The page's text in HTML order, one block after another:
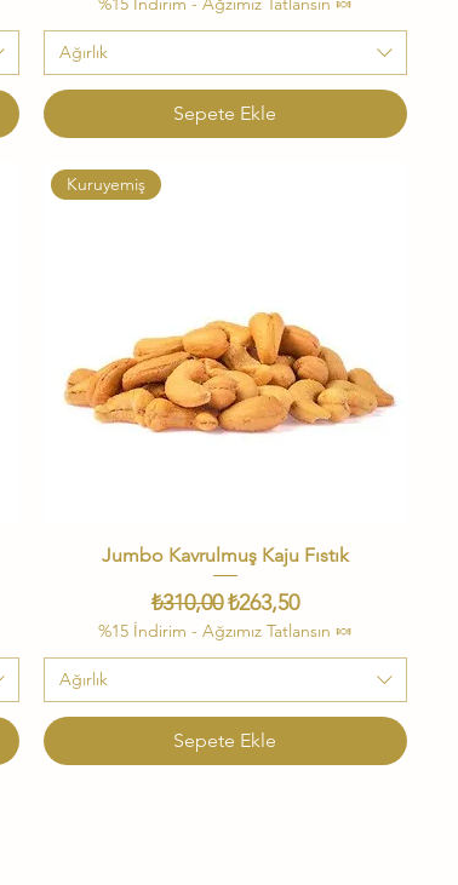
Ağırlık
Sepete Ekle
Hızlı Bakış
Kuruyemiş
Jumbo Kavrulmuş Kaju Fıstık
Normal Fiyat
₺310,00İndirimli Fiyat
₺263,50
%15 İndirim - Ağzımız Tatlansın 🍬
Ağırlık
Sepete Ekle